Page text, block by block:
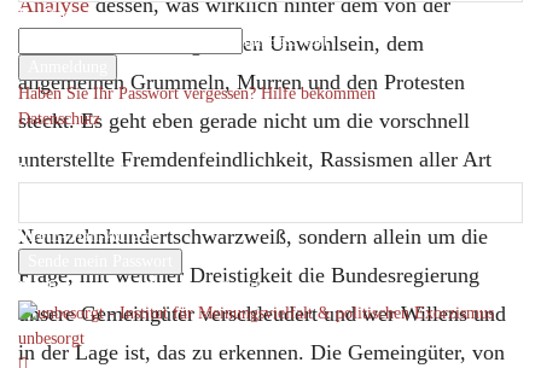
Ihr Benutzername
Ihr Passwort
Haben Sie Ihr Passwort vergessen? Hilfe bekommen
Datenschutz
Passwort zurücksetzen
Ihre E-Mail-Adresse
Ein Passwort wird Ihnen per Email zugeschickt.
unbesorgt
Analysedessen, was wirklich hinter dem von der
Migrationskrise ausgelösten Unwohlsein, dem
allgemeinen Grummeln, Murren und den Protesten
steckt. Es geht eben gerade nicht um die vorschnell
unterstellte Fremdenfeindlichkeit, Rassismen aller Art
Neunzehnhundertschwarzweiß, sondern allein um die
Frage, mit welcher Dreistigkeit die Bundesregierung
unsere Gemeingüter verschleudert und wer Willens und
in der Lage ist, das zu erkennen. Die Gemeingüter, von